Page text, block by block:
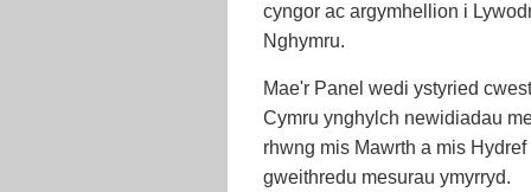
cyngor ac argymhellion i
Nghymru.
Mae'r Panel wedi ystyried
Cymru ynghylch newidiadau
rhwng mis Mawrth a mis
gweithredu mesurau ymyrryd.